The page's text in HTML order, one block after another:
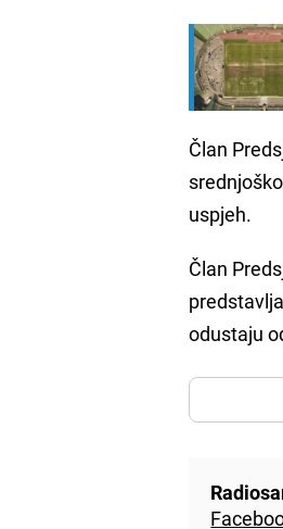
Član
uspjeh.
Član
odustaju